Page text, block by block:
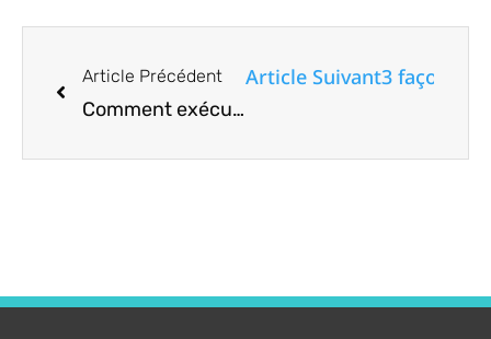
Article Précédent
Comment exécuter un script Python à l’aide de Docker
Article Suivant3 façons